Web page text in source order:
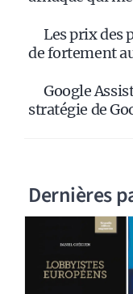
Les prix des
de fortement
Google
stratégie de
Dernières